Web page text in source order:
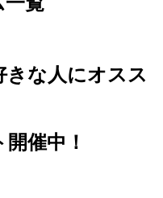
きな人にオスス
催中！